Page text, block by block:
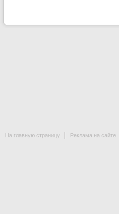
На главную страницу Реклама на сайте